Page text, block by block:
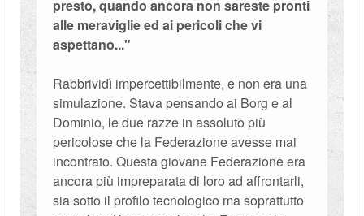
presto, quando ancora non sareste pronti
alle meraviglie ed ai pericoli che vi
aspettano..."
Rabbrividì impercettibilmente, e non era una
simulazione. Stava pensando ai Borg e al
Dominio, le due razze in assoluto più
pericolose che la Federazione avesse mai
incontrato. Questa giovane Federazione era
ancora più impreparata di loro ad affrontarli,
sia sotto il profilo tecnologico ma soprattutto